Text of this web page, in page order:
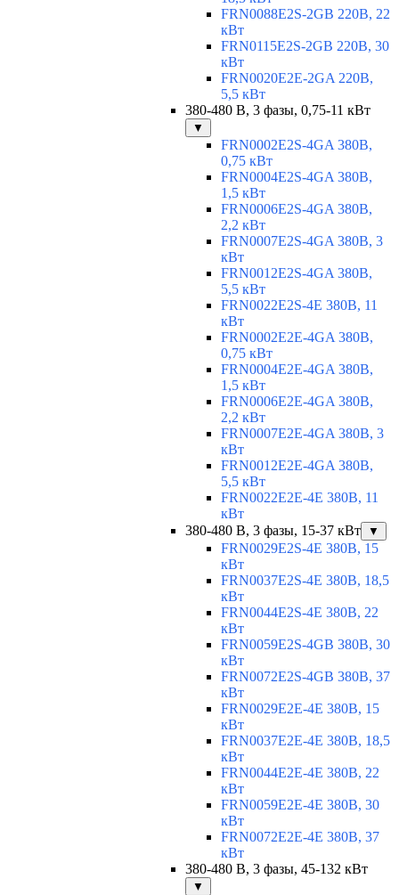
FRN0088E2S-2GB 220В, 22
кВт
FRN0115E2S-2GB 220В, 30
кВт
FRN0020E2E-2GA 220В,
5,5 кВт
380-480 В, 3 фазы, 0,75-11 кВт
▼
FRN0002E2S-4GA 380В,
0,75 кВт
FRN0004E2S-4GA 380В,
1,5 кВт
FRN0006E2S-4GA 380В,
2,2 кВт
FRN0007E2S-4GA 380В, 3
кВт
FRN0012E2S-4GA 380В,
5,5 кВт
FRN0022E2S-4E 380В, 11
кВт
FRN0002E2E-4GA 380В,
0,75 кВт
FRN0004E2E-4GA 380В,
1,5 кВт
FRN0006E2E-4GA 380В,
2,2 кВт
FRN0007E2E-4GA 380В, 3
кВт
FRN0012E2E-4GA 380В,
5,5 кВт
FRN0022E2E-4E 380В, 11
кВт
380-480 В, 3 фазы, 15-37 кВт
▼
FRN0029E2S-4E 380В, 15
кВт
FRN0037E2S-4E 380В, 18,5
кВт
FRN0044E2S-4E 380В, 22
кВт
FRN0059E2S-4GB 380В, 30
кВт
FRN0072E2S-4GB 380В, 37
кВт
FRN0029E2E-4E 380В, 15
кВт
FRN0037E2E-4E 380В, 18,5
кВт
FRN0044E2E-4E 380В, 22
кВт
FRN0059E2E-4E 380В, 30
кВт
FRN0072E2E-4E 380В, 37
кВт
380-480 В, 3 фазы, 45-132 кВт
▼